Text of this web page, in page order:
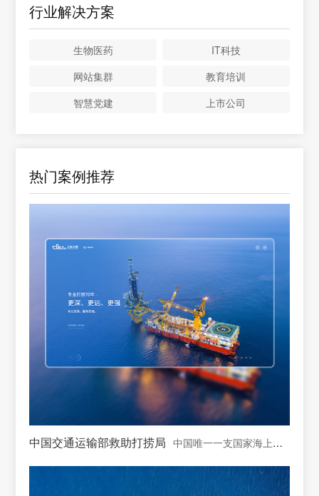
行业解决方案
生物医药
IT科技
网站集群
教育培训
智慧党建
上市公司
热门案例推荐
中国交通运输部救助打捞局 中国唯一一支国家海上专业救助打捞力量